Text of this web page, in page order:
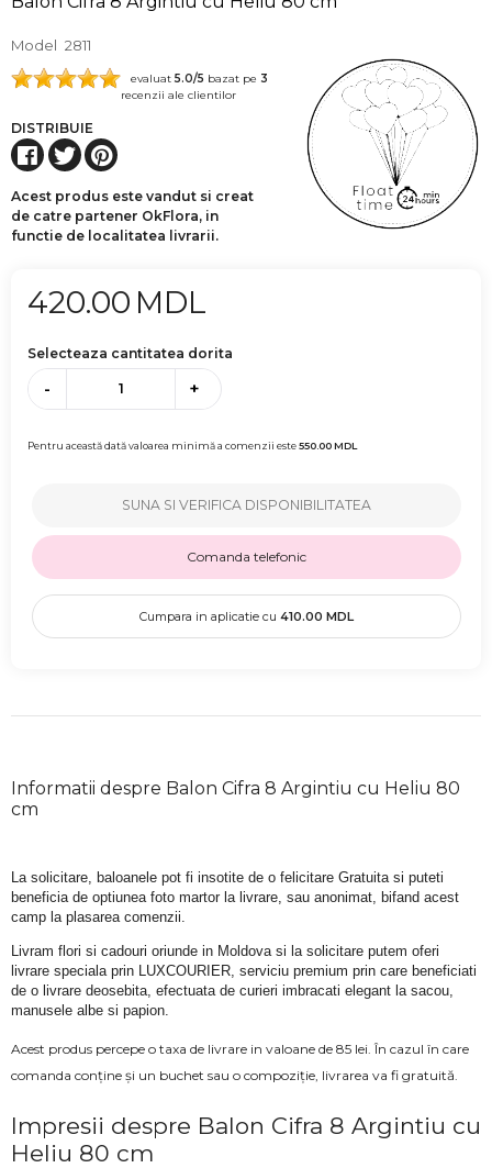
Model 2811
evaluat 5.0/5 bazat pe 3
recenzii ale clientilor
DISTRIBUIE
Acest produs este vandut si creat
de catre partener OkFlora, in
functie de localitatea livrarii.
420.00 MDL
Selecteaza cantitatea dorita
- +
Pentru această dată valoarea minimă a comenzii este550.00MDL
SUNA SI VERIFICA DISPONIBILITATEA
Comanda telefonic
Cumpara in aplicatie cu 410.00 MDL
Informatii despre Balon Cifra 8 Argintiu cu Heliu 80
cm
La solicitare, baloanele pot fi insotite de o felicitare Gratuita si puteti
beneficia de optiunea foto martor la livrare, sau anonimat, bifand acest
camp la plasarea comenzii.
Livram flori si cadouri oriunde in Moldova si la solicitare putem oferi
livrare speciala prin LUXCOURIER, serviciu premium prin care beneficiati
de o livrare deosebita, efectuata de curieri imbracati elegant la sacou,
manusele albe si papion.
Acest produs percepe o taxa de livrare in valoane de 85 lei. În cazul în care
comanda conține și un buchet sau o compoziție, livrarea va fi gratuită.
Impresii despre Balon Cifra 8 Argintiu cu
Heliu 80 cm